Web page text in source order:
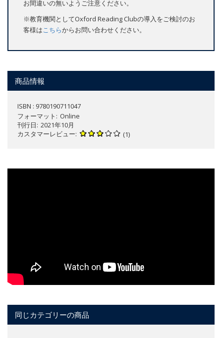
お間違いの無いようご注意ください。
※教育機関としてOxford Reading Clubの導入をご検討のお
客様はこちらからお問い合わせください。
商品情報
ISBN : 9780190711047
フォーマット
Online
刊行日 2021年10月
カスタマーレビュー
(1)
同じカテゴリーの商品